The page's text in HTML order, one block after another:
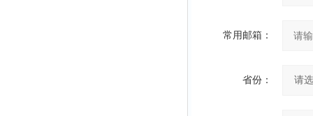
常用邮箱：
省份：